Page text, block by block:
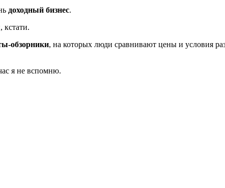
доходный бизнес.
обзорники, на которых люди сравнивают цены и условия
я не вспомню.